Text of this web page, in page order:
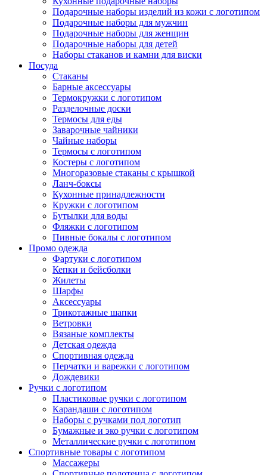
Подарочные наборы изделий из кожи с логотипом
Подарочные наборы для мужчин
Подарочные наборы для женщин
Подарочные наборы для детей
Наборы стаканов и камни для виски
Посуда
Стаканы
Барные аксессуары
Термокружки с логотипом
Разделочные доски
Термосы для еды
Заварочные чайники
Чайные наборы
Термосы с логотипом
Костеры с логотипом
Многоразовые стаканы с крышкой
Ланч-боксы
Кухонные принадлежности
Кружки с логотипом
Бутылки для воды
Фляжки с логотипом
Пивные бокалы с логотипом
Промо одежда
Фартуки с логотипом
Кепки и бейсболки
Жилеты
Шарфы
Аксессуары
Трикотажные шапки
Ветровки
Вязаные комплекты
Детская одежда
Спортивная одежда
Перчатки и варежки с логотипом
Дождевики
Ручки с логотипом
Пластиковые ручки с логотипом
Карандаши с логотипом
Наборы с ручками под логотип
Бумажные и эко ручки с логотипом
Металлические ручки с логотипом
Спортивные товары с логотипом
Массажеры